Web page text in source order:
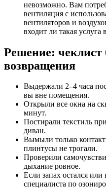
невозможно. Вам
вентиляция с
вентиляторов и
входит ли такая услуга
Решение: чеклист
возвращения
Выдержали 2–4 часа
вы вне помещения.
Открыли все окна на
минут.
Постирали текстиль
диван.
Вымыли только
плинтусы не трогали.
Проверили
дыхание ровное.
Если запах остался
специалиста по